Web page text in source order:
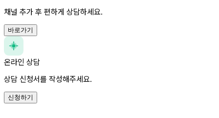
채널 추가 후 편하게 상담하세요.
바로가기
온라인 상담
상담 신청서를 작성해주세요.
신청하기